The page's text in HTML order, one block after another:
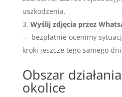
uszkodzenia.
Wyślij zdjęcia przez
— bezpłatnie ocenimy
kroki jeszcze tego samego
Obszar
okolice